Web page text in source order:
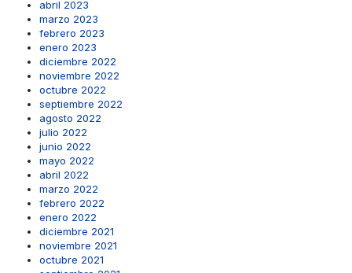
abril 2023
marzo 2023
febrero 2023
enero 2023
diciembre 2022
noviembre 2022
octubre 2022
septiembre 2022
agosto 2022
julio 2022
junio 2022
mayo 2022
abril 2022
marzo 2022
febrero 2022
enero 2022
diciembre 2021
noviembre 2021
octubre 2021